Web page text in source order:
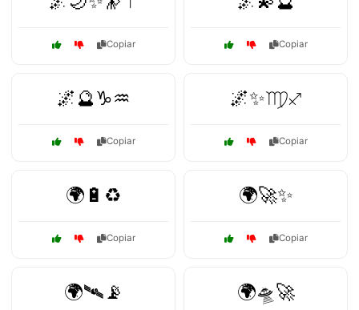
Copiar Copiar
🌌🔮♑♒
Copiar
🌌✨♍♐
Copiar
🌍🔋♻️
Copiar
🌍🚀✨
Copiar
🌍🛰️📡 🌍🛸🚀